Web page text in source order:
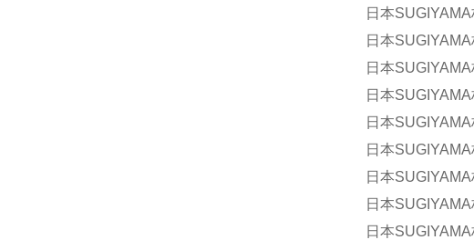
日本
日本
日本
日本
日本
日本
日本
日本
日本